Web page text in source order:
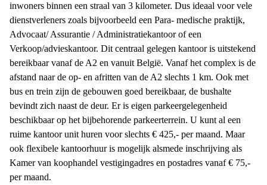
inwoners binnen een straal van 3 kilometer. Dus ideaal voor vele
dienstverleners zoals bijvoorbeeld een Para- medische praktijk,
Advocaat/ Assurantie / Administratiekantoor of een
Verkoop/advieskantoor. Dit centraal gelegen kantoor is uitstekend
bereikbaar vanaf de A2 en vanuit België. Vanaf het complex is de
afstand naar de op- en afritten van de A2 slechts 1 km. Ook met
bus en trein zijn de gebouwen goed bereikbaar, de bushalte
bevindt zich naast de deur. Er is eigen parkeergelegenheid
beschikbaar op het bijbehorende parkeerterrein. U kunt al een
ruime kantoor unit huren voor slechts € 425,- per maand. Maar
ook flexibele kantoorhuur is mogelijk alsmede inschrijving als
Kamer van koophandel vestigingadres en postadres vanaf € 75,-
per maand.